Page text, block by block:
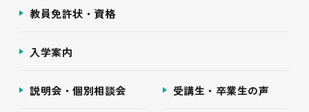
教員免許状・資格
入学案内
説明会・個別相談会 受講生・卒業生の声